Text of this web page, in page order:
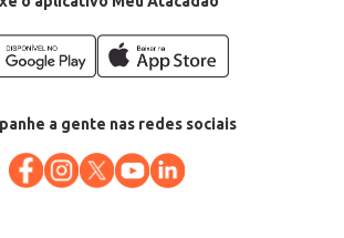
a gente nas redes sociais